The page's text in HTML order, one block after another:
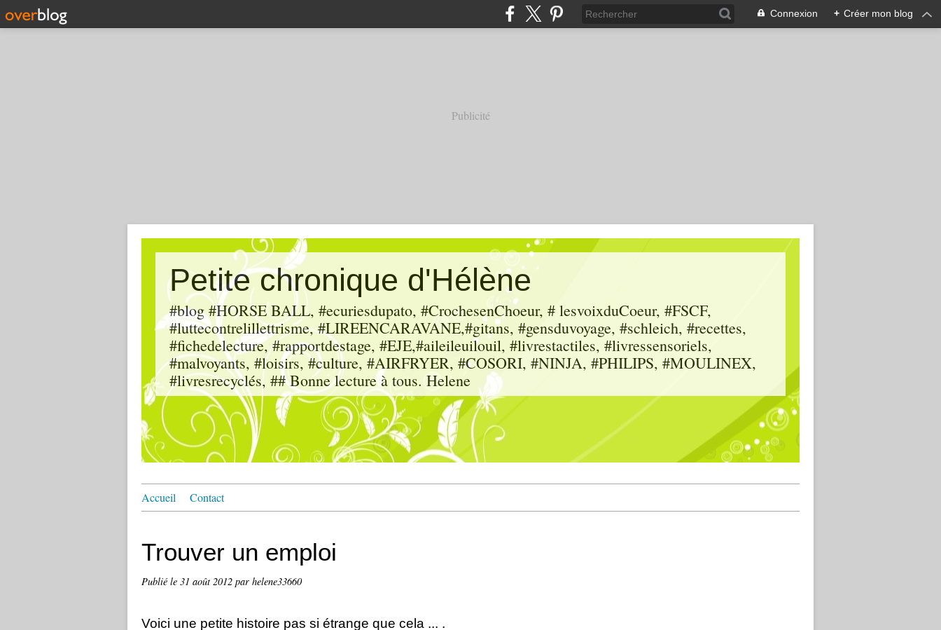
Connexion + Créer mon blog
Publicité
Petite chronique d'Hélène
#blog #HORSE BALL, #ecuriesdupato, #CrochesenChoeur, # lesvoixduCoeur, #FSCF,
#luttecontrelillettrisme, #LIREENCARAVANE,#gitans, #gensduvoyage, #schleich, #recettes,
#fichedelecture, #rapportdestage, #EJE,#aileileuilouil, #livrestactiles, #livressensoriels,
#malvoyants, #loisirs, #culture, #AIRFRYER, #COSORI, #NINJA, #PHILIPS, #MOULINEX,
#livresrecyclés, ## Bonne lecture à tous. Helene
Accueil Contact
Trouver un emploi
Publié le 31 août 2012 par helene33660
Voici une petite histoire pas si étrange que cela ... .